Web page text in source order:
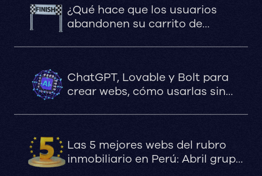
¿Qué hace que los usuarios
abandonen su carrito de
ChatGPT, Lovable y Bolt para
crear webs, cómo usarlas sin
velocidad ni la estabilidad
Las 5 mejores webs del rubro
inmobiliario en Perú: Abril grupo